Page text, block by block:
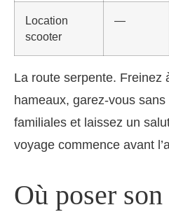
Location
scooter
—
La route serpente. Freinez
hameaux, garez-vous
familiales et laissez un
voyage commence avant
Où poser son